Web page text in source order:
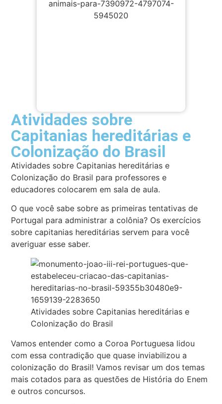
Atividades sobre
Capitanias hereditárias e
Colonização do Brasil
Atividades sobre Capitanias hereditárias e
Colonização do Brasil para professores e
educadores colocarem em sala de aula.
O que você sabe sobre as primeiras tentativas de
Portugal para administrar a colônia? Os exercícios
sobre capitanias hereditárias servem para você
averiguar esse saber.
Atividades sobre Capitanias hereditárias e
Colonização do Brasil
Vamos entender como a Coroa Portuguesa lidou
com essa contradição que quase inviabilizou a
colonização do Brasil! Vamos revisar um dos temas
mais cotados para as questões de História do Enem
e outros concursos.